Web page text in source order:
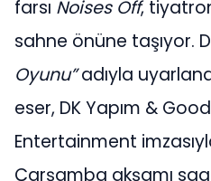
farsı Noises Off,
sahne önüne taşıyor.
Oyunu”adıyla
eser, DK Yapım &
Entertainment
Çarşamba akşamı